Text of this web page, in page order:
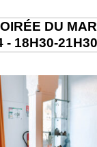
DU
- 18H30-21H30